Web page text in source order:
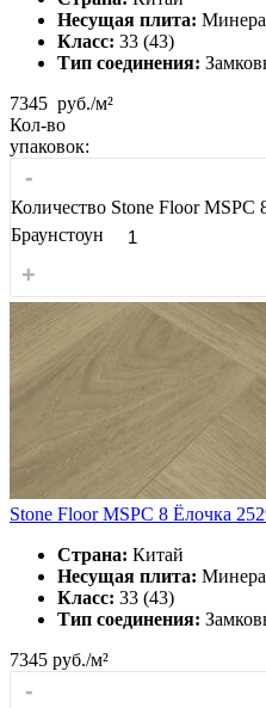
Несущая плита:
Класс: 33 (43)
Тип соединения:
7345 руб./м²
Кол-во
упаковок:
-
Количество Stone Floor
Браунстоун
+
Stone Floor MSPC 8 Ёлочка
Страна: Китай
Несущая плита:
Класс: 33 (43)
Тип соединения:
7345 руб./м²
-